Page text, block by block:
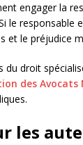
engager la
le responsable
et le préjudice
du droit
des Avocats
les